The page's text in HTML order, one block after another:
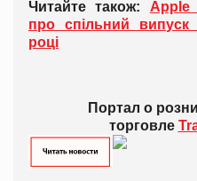
Читайте також: Apple
про спільний випуск
році
Портал о
торговле